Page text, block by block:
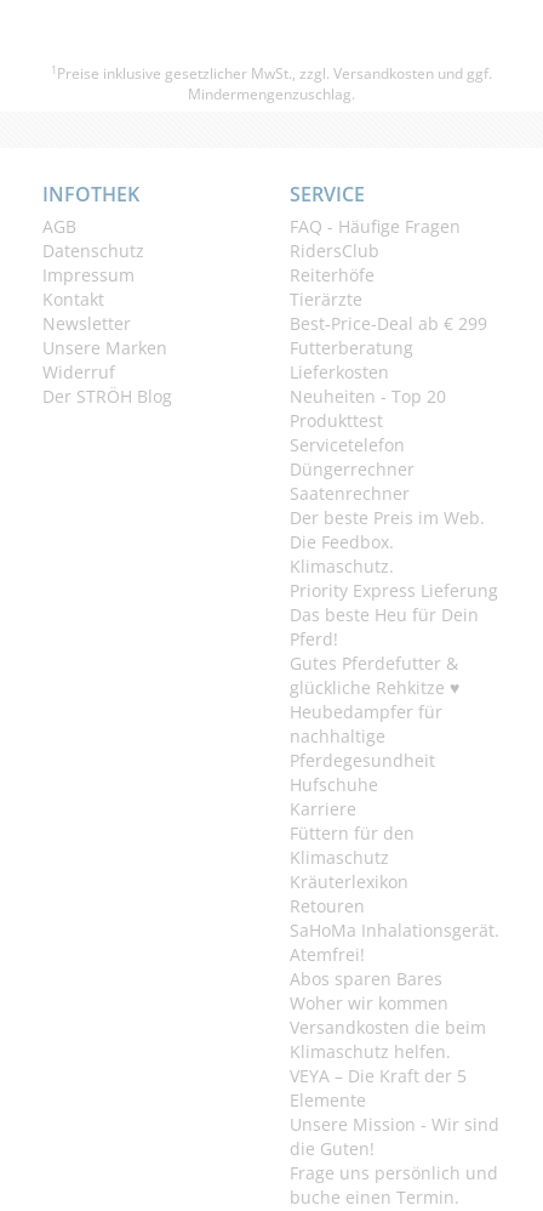
1 Preise inklusive gesetzlicher MwSt., zzgl. Versandkosten und ggf.
Mindermengenzuschlag.
INFOTHEK
AGB
Datenschutz
Impressum
Kontakt
Newsletter
Unsere Marken
Widerruf
Der STRÖH Blog
SERVICE
FAQ - Häufige Fragen
RidersClub
Reiterhöfe
Tierärzte
Best-Price-Deal ab € 299
Futterberatung
Lieferkosten
Neuheiten - Top 20
Produkttest
Servicetelefon
Düngerrechner
Saatenrechner
Der beste Preis im Web.
Die Feedbox.
Klimaschutz.
Priority Express Lieferung
Das beste Heu für Dein
Pferd!
Gutes Pferdefutter &
glückliche Rehkitze ♥
Heubedampfer für
nachhaltige
Pferdegesundheit
Hufschuhe
Karriere
Füttern für den
Klimaschutz
Kräuterlexikon
Retouren
SaHoMa Inhalationsgerät.
Atemfrei!
Abos sparen Bares
Woher wir kommen
Versandkosten die beim
Klimaschutz helfen.
VEYA – Die Kraft der 5
Elemente
Unsere Mission - Wir sind
die Guten!
Frage uns persönlich und
buche einen Termin.